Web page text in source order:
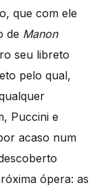
que com ele
de Manon
seu libreto
pelo qual,
Puccini e
acaso num
ópera: as